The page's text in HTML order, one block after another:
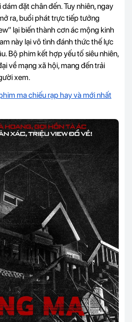
đặt chân đến. Tuy nhiên, ngay
ra, buổi phát trực tiếp tưởng
lại biến thành cơn ác mộng kinh
này lại vô tình đánh thức thế lực
Bộ phim kết hợp yếu tố siêu nhiên,
về mạng xã hội, mang đến trải
xem.
ma chiếu rạp hay và mới nhất